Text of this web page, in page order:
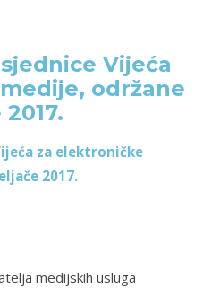
Vijeća
održane
za elektroničke
2017.
medijskih usluga